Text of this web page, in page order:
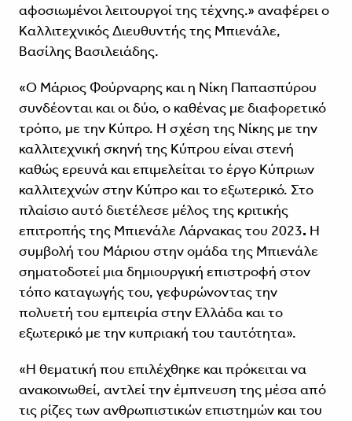
αφοσιωμένοι λειτουργοί της τέχνης.» αναφέρει ο
Καλλιτεχνικός Διευθυντής της Μπιενάλε,
Βασίλης Βασιλειάδης.
«Ο Μάριος Φούρναρης και η Νίκη Παπασπύρου
συνδέονται και οι δύο, ο καθένας με διαφορετικό
τρόπο, με την Κύπρο. Η σχέση της Νίκης με την
καλλιτεχνική σκηνή της Κύπρου είναι στενή
καθώς ερευνά και επιμελείται το έργο Κύπριων
καλλιτεχνών στην Κύπρο και το εξωτερικό. Στο
πλαίσιο αυτό διετέλεσε μέλος της κριτικής
επιτροπής της Μπιενάλε Λάρνακας του 2023. Η
συμβολή του Μάριου στην ομάδα της Μπιενάλε
σηματοδοτεί μια δημιουργική επιστροφή στον
τόπο καταγωγής του, γεφυρώνοντας την
πολυετή του εμπειρία στην Ελλάδα και το
εξωτερικό με την κυπριακή του ταυτότητα».
«Η θεματική που επιλέχθηκε και πρόκειται να
ανακοινωθεί, αντλεί την έμπνευση της μέσα από
τις ρίζες των ανθρωπιστικών επιστημών και του